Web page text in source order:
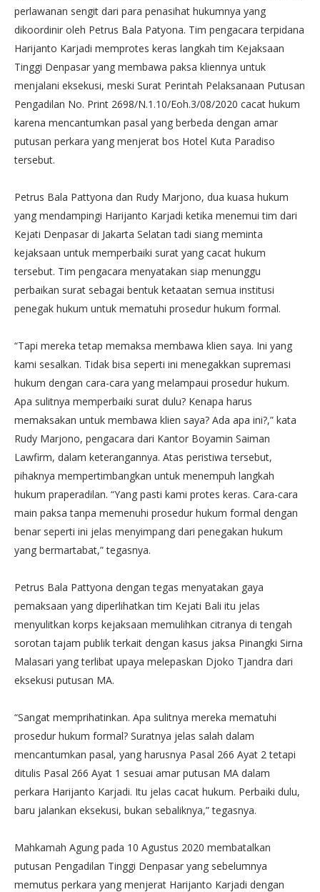
perlawanan sengit dari para penasihat hukumnya yang
dikoordinir oleh Petrus Bala Patyona. Tim pengacara terpidana
Harijanto Karjadi memprotes keras langkah tim Kejaksaan
Tinggi Denpasar yang membawa paksa kliennya untuk
menjalani eksekusi, meski Surat Perintah Pelaksanaan Putusan
Pengadilan No. Print 2698/N.1.10/Eoh.3/08/2020 cacat hukum
karena mencantumkan pasal yang berbeda dengan amar
putusan perkara yang menjerat bos Hotel Kuta Paradiso
tersebut.
Petrus Bala Pattyona dan Rudy Marjono, dua kuasa hukum
yang mendampingi Harijanto Karjadi ketika menemui tim dari
Kejati Denpasar di Jakarta Selatan tadi siang meminta
kejaksaan untuk memperbaiki surat yang cacat hukum
tersebut. Tim pengacara menyatakan siap menunggu
perbaikan surat sebagai bentuk ketaatan semua institusi
penegak hukum untuk mematuhi prosedur hukum formal.
“Tapi mereka tetap memaksa membawa klien saya. Ini yang
kami sesalkan. Tidak bisa seperti ini menegakkan supremasi
hukum dengan cara-cara yang melampaui prosedur hukum.
Apa sulitnya memperbaiki surat dulu? Kenapa harus
memaksakan untuk membawa klien saya? Ada apa ini?,” kata
Rudy Marjono, pengacara dari Kantor Boyamin Saiman
Lawfirm, dalam keterangannya. Atas peristiwa tersebut,
pihaknya mempertimbangkan untuk menempuh langkah
hukum praperadilan. “Yang pasti kami protes keras. Cara-cara
main paksa tanpa memenuhi prosedur hukum formal dengan
benar seperti ini jelas menyimpang dari penegakan hukum
yang bermartabat,” tegasnya.
Petrus Bala Pattyona dengan tegas menyatakan gaya
pemaksaan yang diperlihatkan tim Kejati Bali itu jelas
menyulitkan korps kejaksaan memulihkan citranya di tengah
sorotan tajam publik terkait dengan kasus jaksa Pinangki Sirna
Malasari yang terlibat upaya melepaskan Djoko Tjandra dari
eksekusi putusan MA.
“Sangat memprihatinkan. Apa sulitnya mereka mematuhi
prosedur hukum formal? Suratnya jelas salah dalam
mencantumkan pasal, yang harusnya Pasal 266 Ayat 2 tetapi
ditulis Pasal 266 Ayat 1 sesuai amar putusan MA dalam
perkara Harijanto Karjadi. Itu jelas cacat hukum. Perbaiki dulu,
baru jalankan eksekusi, bukan sebaliknya,” tegasnya.
Mahkamah Agung pada 10 Agustus 2020 membatalkan
putusan Pengadilan Tinggi Denpasar yang sebelumnya
memutus perkara yang menjerat Harijanto Karjadi dengan